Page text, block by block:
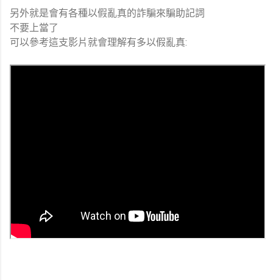
另外就是會有各種以假亂真的詐騙來騙助記詞
不要上當了
可以參考這支影片就會理解有多以假亂真: